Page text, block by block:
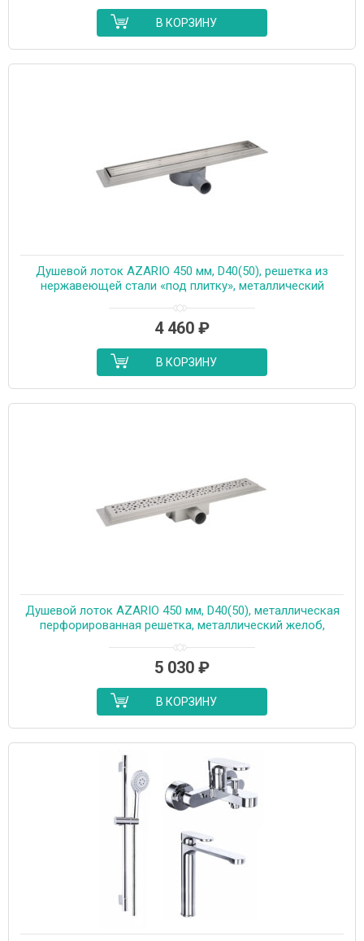
В КОРЗИНУ
Душевой лоток AZARIO 450 мм, D40(50), решетка из
нержавеющей стали «под плитку», металлический
(AZT3TILE450)
4 460 ₽
В КОРЗИНУ
Душевой лоток AZARIO 450 мм, D40(50), металлическая
перфорированная решетка, металлический желоб,
5 030 ₽
В КОРЗИНУ